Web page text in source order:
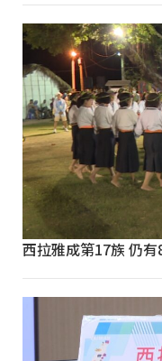
西拉雅成第17族 仍